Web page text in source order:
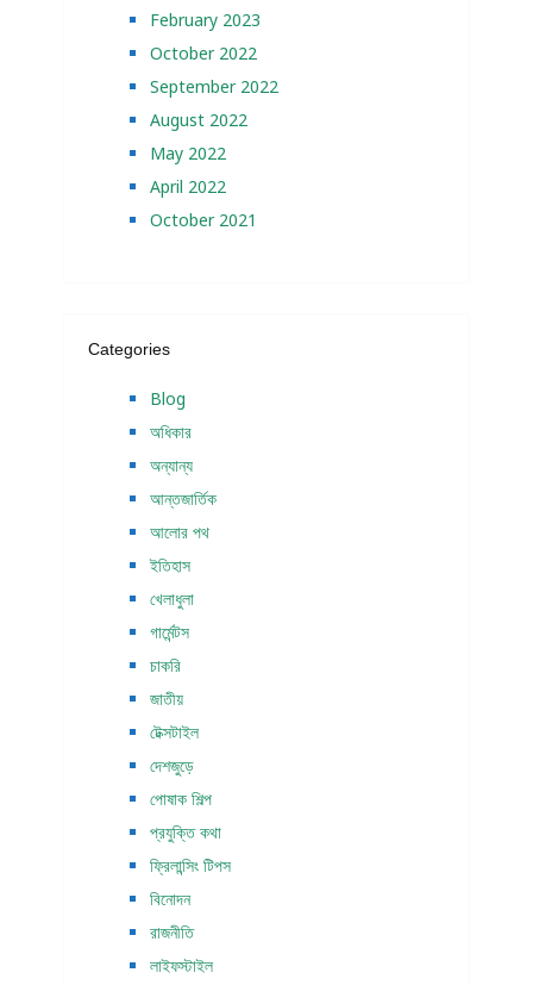
February 2023
October 2022
September 2022
August 2022
May 2022
April 2022
October 2021
Categories
Blog
অধিকার
অন্যান্য
আন্তজার্তিক
আলোর পথ
ইতিহাস
খেলাধুলা
গার্মেন্টস
চাকরি
জাতীয়
টেক্সটাইল
দেশজুড়ে
পোষাক শিল্প
প্রযুক্তি কথা
ফ্রিলান্সিং টিপস
বিনোদন
রাজনীতি
লাইফস্টাইল